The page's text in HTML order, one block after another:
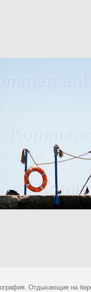
Отдыхающие на